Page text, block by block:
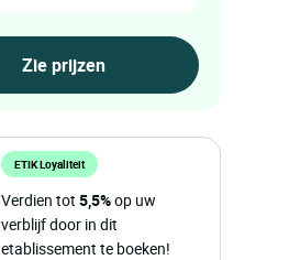
ETIK Loyaliteit
Verdien tot 5,5%op uw
verblijf door in dit
etablissement te boeken!